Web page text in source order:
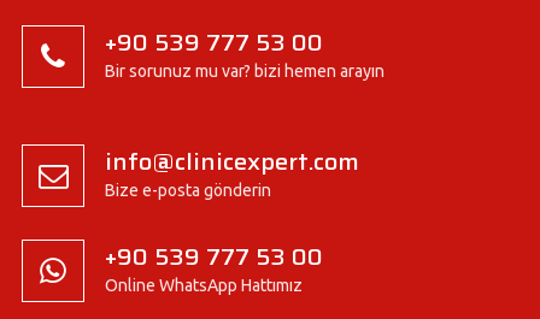
+90 539 777 53 00
Bir sorunuz mu var? bizi hemen arayın
info@clinicexpert.com
Bize e-posta gönderin
+90 539 777 53 00
Online WhatsApp Hattımız